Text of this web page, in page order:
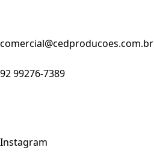
comercial@cedproducoes.com.br
92 99276-7389
Instagram